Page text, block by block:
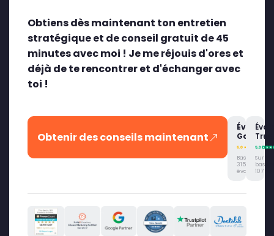
Obtiens dès maintenant ton entretien
stratégique et de conseil gratuit de 45
minutes avec moi ! Je me réjouis d'ores et
déjà de te rencontrer et d'échanger avec
toi !
Obtenir des conseils maintenant
Google
Basé sur
315
évaluations
Sur la
base
107